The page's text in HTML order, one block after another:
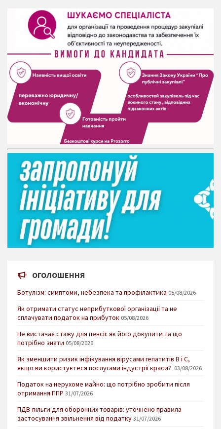
ОГОЛОШЕННЯ
Ботулізм: симптоми, небезпека та профілактика 05/08/2026
Як отримати статус неприбуткової організації та не
сплачувати податок на прибуток 05/08/2026
Не вистачає стажу для пенсії: як його докупити та що
потрібно знати 05/08/2026
Як зменшити ризик інфікування вірусами гепатитів В і С,
якщо ви користуєтеся послугами індустрії краси? 03/08/2026
Податок на нерухоме майно: що потрібно зробити після
отримання ППР 31/07/2026
ПДВ-пільги для оборонних товарів: уточнено правила
застосування звільнення від податку 31/07/2026